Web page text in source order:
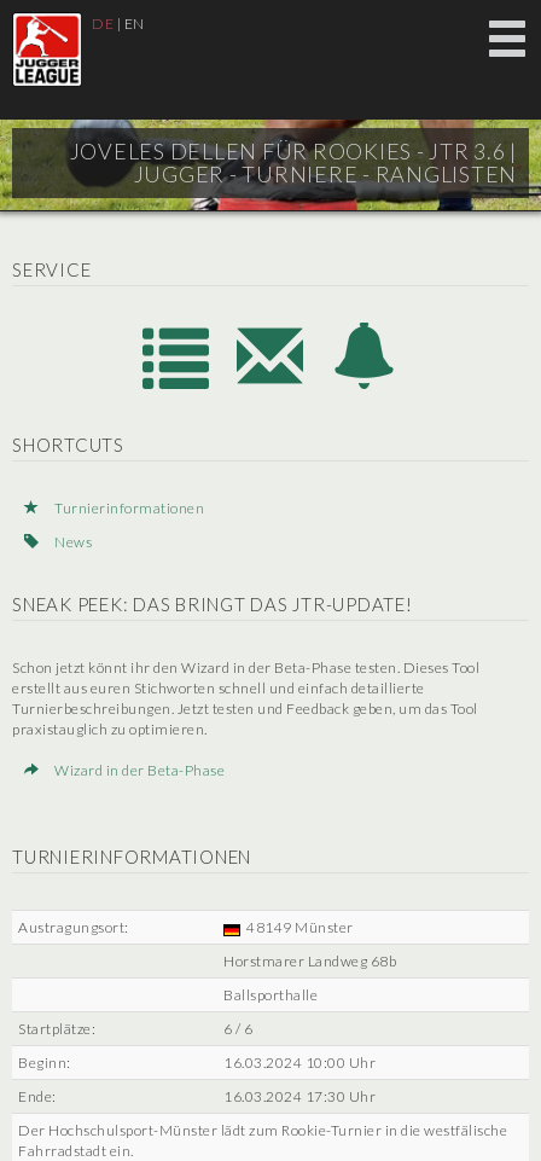
DE | EN
JOVELES DELLEN FÜR ROOKIES - JTR 3.6 |
JUGGER - TURNIERE - RANGLISTEN
SERVICE
SHORTCUTS
Turnierinformationen
News
SNEAK PEEK: DAS BRINGT DAS JTR-UPDATE!
Schon jetzt könnt ihr den Wizard in der Beta-Phase testen. Dieses Tool
erstellt aus euren Stichworten schnell und einfach detaillierte
Turnierbeschreibungen. Jetzt testen und Feedback geben, um das Tool
praxistauglich zu optimieren.
Wizard in der Beta-Phase
TURNIERINFORMATIONEN
Austragungsort:
48149 Münster
Horstmarer Landweg 68b
Ballsporthalle
Startplätze:
6 / 6
Beginn:
16.03.2024 10:00 Uhr
Ende:
16.03.2024 17:30 Uhr
Der Hochschulsport-Münster lädt zum Rookie-Turnier in die westfälische
Fahrradstadt ein.